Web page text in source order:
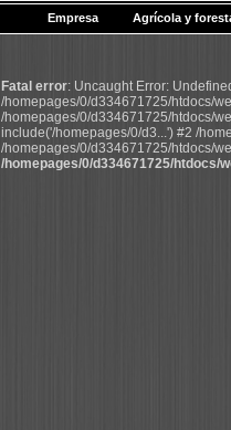
Empresa
Agrícola y
Fatal error: Uncaught Error:
/homepages/0/d334671725/htdocs/
/homepages/0/d334671725/htdocs/
include('/homepages/0/d3...') #2 /
/homepages/0/d334671725/htdocs/
/homepages/0/d334671725/htdocs/